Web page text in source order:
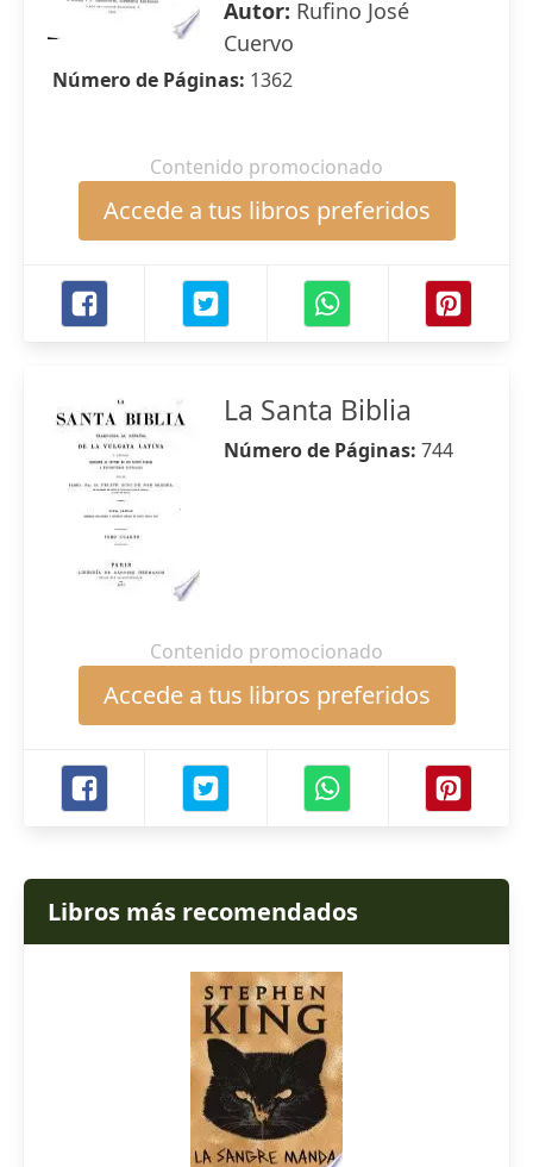
Autor: Rufino José
Cuervo
Número de Páginas: 1362
Contenido promocionado
Accede a tus libros preferidos
La Santa Biblia
Número de Páginas: 744
Contenido promocionado
Accede a tus libros preferidos
Libros más recomendados